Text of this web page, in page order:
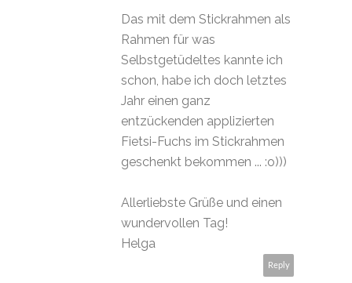
Das mit dem Stickrahmen als
Rahmen für was
Selbstgetüdeltes kannte ich
schon, habe ich doch letztes
Jahr einen ganz
entzückenden applizierten
Fietsi-Fuchs im Stickrahmen
geschenkt bekommen ... :o)))
Allerliebste Grüße und einen
wundervollen Tag!
Helga
Reply